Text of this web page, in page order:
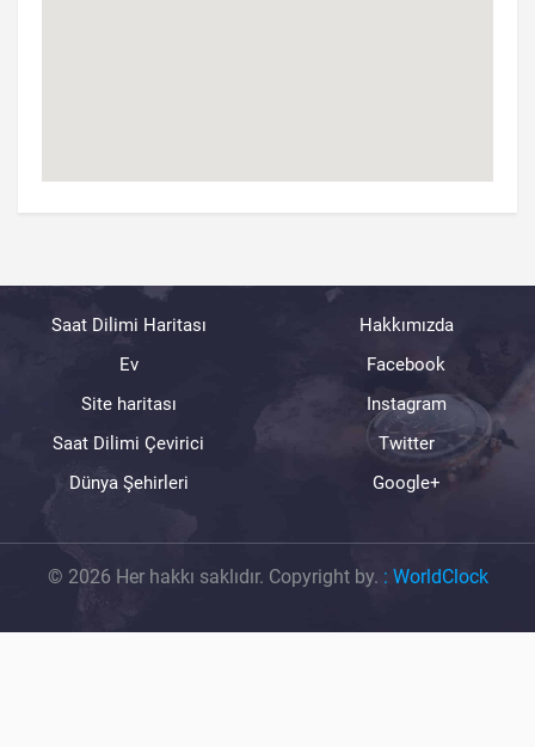
Saat Dilimi Haritası
Ev
Site haritası
Saat Dilimi Çevirici
Dünya Şehirleri
Hakkımızda
Facebook
Instagram
Twitter
Google+
© 2026 Her hakkı saklıdır. Copyright by. : WorldClock